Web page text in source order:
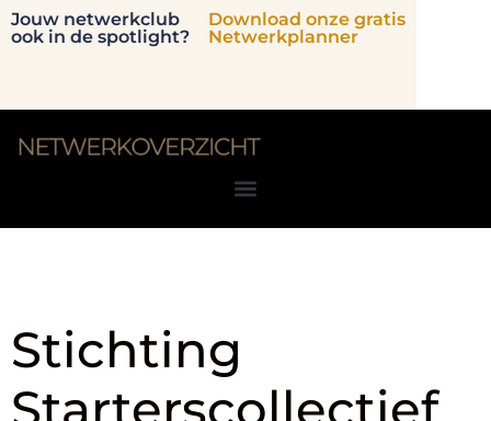
Jouw netwerkclub
ook in de spotlight?
Download onze gratis
Netwerkplanner
Stichting
Starterscollectief